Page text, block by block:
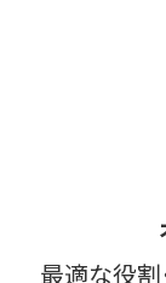
最適な役割